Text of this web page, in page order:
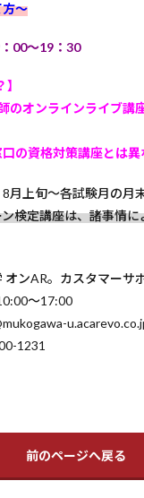
～
00～19：30
のオンラインライブ講
の資格対策講座とは異
8月上旬～各試験月の月
検定講座は、諸事情
ンAR。カスタマーサ
～17:00
1231
前のページへ戻る